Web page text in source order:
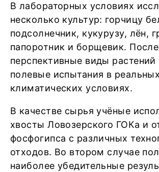
В лабораторных условиях
несколько культур: горчицу
подсолнечник, кукурузу, лён,
папоротник и борщевик. После
перспективные виды растений
полевые испытания в реальных
климатических условиях.
В качестве сырья учёные
хвосты Ловозерского ГОКа и
фосфогипса с различных
отходов. Во втором случае
наиболее убедительные